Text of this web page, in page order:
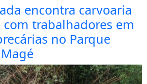
encontra carvoaria
trabalhadores em
no Parque